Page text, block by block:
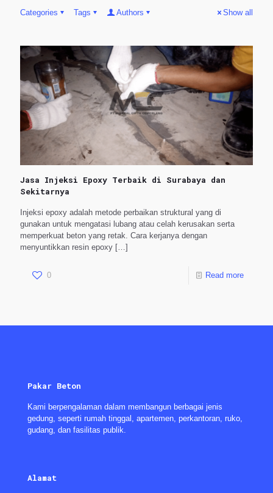
Categories Tags Authors Show all
Jasa Injeksi Epoxy Terbaik di Surabaya dan
Sekitarnya
Injeksi epoxy adalah metode perbaikan struktural yang di
gunakan untuk mengatasi lubang atau celah kerusakan serta
memperkuat beton yang retak. Cara kerjanya dengan
menyuntikkan resin epoxy […]
0 Read more
Pakar Beton
Kami berpengalaman dalam membangun berbagai jenis
gedung, seperti rumah tinggal, apartemen, perkantoran, ruko,
gudang, dan fasilitas publik.
Alamat